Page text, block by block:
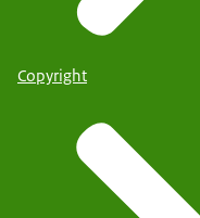
Copyright